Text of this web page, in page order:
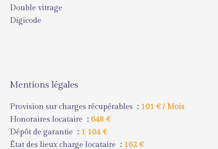
Double vitrage
Digicode
Mentions légales
Provision sur charges récupérables
101 € / Mois
Honoraires locataire
648 €
Dépôt de garantie
1 104 €
État des lieux charge locataire
162 €